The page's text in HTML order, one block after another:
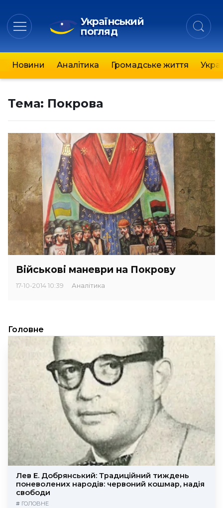
Український
погляд
Новини Аналітика Громадське життя
Тема: Покрова
Військові маневри на Покрову
17-10-2014 10:39 Аналітика
Головне
Лев Е. Добрянський: Традиційний тиждень
поневолених народів: червоний кошмар, надія
свободи
# ГОЛОВНЕ